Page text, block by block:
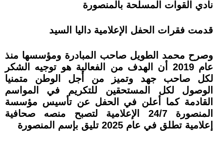
نادي القوات المسلحة بالمنصورة
قدمت فقرات الحفل الإعلامية داليا السيد
وصرح محمد الطويل صاحب المبادرة ومؤسسها منذ
عام 2019 أن الهدف من الفعالية هو توجيه الشكر
لكل صاحب جهد وتميز من أجل الوطن متمنيا
الوصول لكل المستحقين للتكريم في المواسم
القادمة كما أعلن في الحفل عن تأسيس مؤسسة
المنصورة 24/7 الإعلامية لتصبح منصه صحافية
إعلامية تطلق في عام 2025 تليق بإسم المنصورة